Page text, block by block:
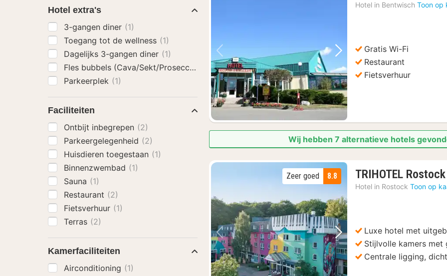
Vorige foto Volgende foto
Hotel in Bentwisch Toon op
Gratis Wi-Fi
Restaurant
Fietsverhuur
Wij hebben 7 alternatieve hotels
Vorige foto Volgende foto
8.8
Zeer goed TRIHOTEL Rostock1
Hotel in Rostock Toon op
Luxe hotel met
Stijlvolle kamers met
Centrale ligging,
Hotel extra's
3-gangen diner (1)
Toegang tot de wellness (1)
Dagelijks 3-gangen diner (1)
Fles bubbels (Cava/Sekt/Prosecco)
Parkeerplek (1)
Faciliteiten
Ontbijt inbegrepen (2)
Parkeergelegenheid (2)
Huisdieren toegestaan (1)
Binnenzwembad (1)
Sauna (1)
Restaurant (2)
Fietsverhuur (1)
Terras (2)
Kamerfaciliteiten
Airconditioning (1)